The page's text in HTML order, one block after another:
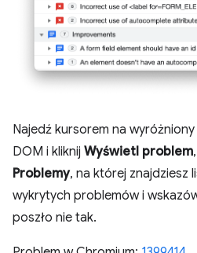
Najedź kursorem na
DOM i kliknij Wyświetl problem
Problemy, na której znajdziesz
wykrytych problemów i
poszło nie tak.